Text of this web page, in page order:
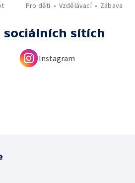
Pro děti
Vzdělávací Zábava
sociálních sítích
Instagram